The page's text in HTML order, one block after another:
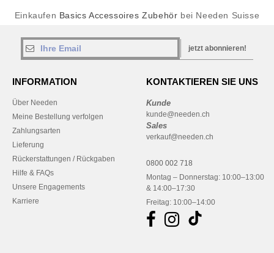
Einkaufen Basics Accessoires Zubehör bei Needen Suisse
jetzt abonnieren!
INFORMATION
Über Needen
Meine Bestellung verfolgen
Zahlungsarten
Lieferung
Rückerstattungen / Rückgaben
Hilfe & FAQs
Unsere Engagements
Karriere
KONTAKTIEREN SIE UNS
Kunde
kunde@needen.ch
Sales
verkauf@needen.ch
0800 002 718
Montag – Donnerstag: 10:00–13:00
& 14:00–17:30
Freitag: 10:00–14:00